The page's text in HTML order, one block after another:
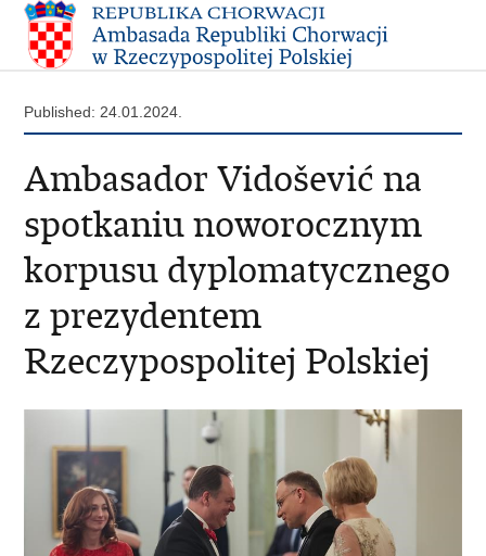
Published: 24.01.2024.
Ambasador Vidošević na
spotkaniu noworocznym
korpusu dyplomatycznego
z prezydentem
Rzeczypospolitej Polskiej